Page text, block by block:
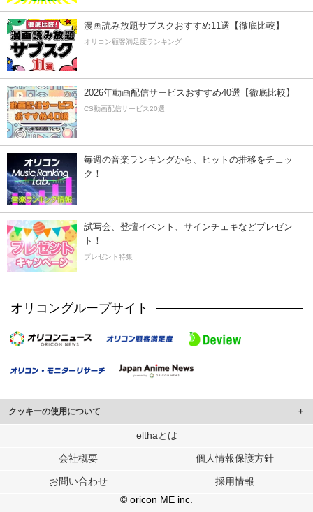
漫画読み放題サブスクおすすめ11選【徹底比較】
オリコン顧客満足度ランキング
2026年動画配信サービスおすすめ40選【徹底比較】
CS動画配信サービス20選
毎週の音楽ランキングから、ヒットの推移をチェッ
ク！
試写会、登壇イベント、サインチェキなどプレゼン
ト！
プレゼント特集
オリコングループサイト
クッキーの使用について
このサイトでは Cookie を使用して、ユーザーに合わせたコンテンツや広告の
行っています。
メディアや広告配信、データ解析の各パートナーに提供しています。
各パートナーは、この情報とユーザーが各パートナーに提供した他の情報や、
ユーザーが各パートナーのサービスを使用したときに収集した他の情報を組み
elthaとは
会社概要 個人情報保護方針
お問い合わせ
採用情報
© oricon ME inc.